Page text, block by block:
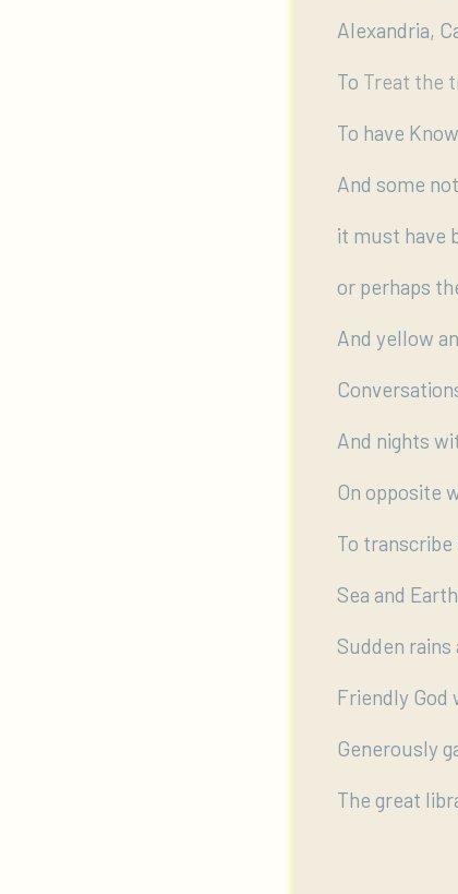
Alexandria,
To Treat the
To have
And some
it must have
or perhaps
And yellow
And nights
On opposite
To
Sea and Earth
Sudden
Friendly God
Generously
The great